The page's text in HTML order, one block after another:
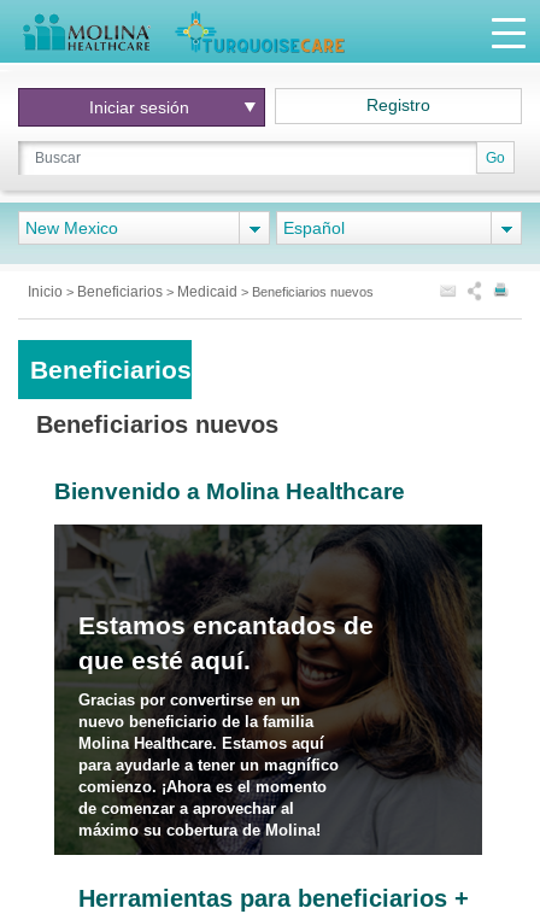
Go
Iniciar sesión Registro
New Mexico Español
Inicio > Beneficiarios > Medicaid > Beneficiarios nuevos
Beneficiarios
Beneficiarios nuevos
Bienvenido a Molina Healthcare
Estamos encantados de
que esté aquí.
Gracias por convertirse en un
nuevo beneficiario de la familia
Molina Healthcare. Estamos aquí
para ayudarle a tener un magnífico
comienzo. ¡Ahora es el momento
de comenzar a aprovechar al
máximo su cobertura de Molina!
Herramientas para beneficiarios +